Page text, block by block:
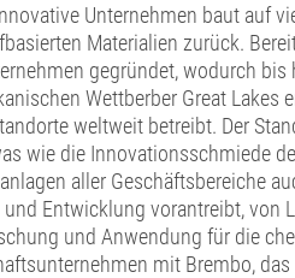
Unternehmen baut auf
Materialien zurück.
gegründet, wodurch
Wettberber Great Lakes
weltweit betreibt. Der
wie die Innovationsschmiede
aller Geschäftsbereiche
Entwicklung vorantreibt, von
und Anwendung für die
mit Brembo,